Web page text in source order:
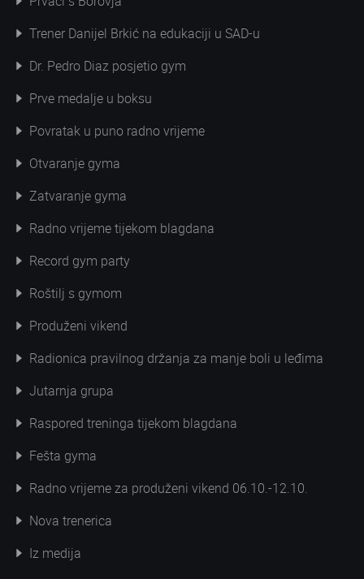
Trener Danijel Brkić na edukaciji u SAD-u
Dr. Pedro Diaz posjetio gym
Prve medalje u boksu
Povratak u puno radno vrijeme
Otvaranje gyma
Zatvaranje gyma
Radno vrijeme tijekom blagdana
Record gym party
Roštilj s gymom
Produženi vikend
Radionica pravilnog držanja za manje boli u leđima
Jutarnja grupa
Raspored treninga tijekom blagdana
Fešta gyma
Radno vrijeme za produženi vikend 06.10.-12.10.
Nova trenerica
Iz medija